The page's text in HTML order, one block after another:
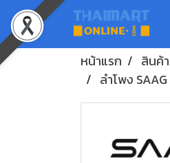
หน้าแรก สินค้
ลำโพง